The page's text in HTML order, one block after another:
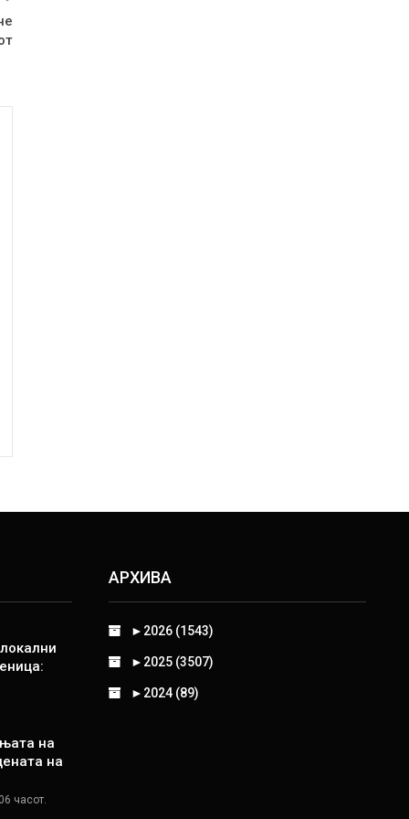
на
на
часот.
АРХИВА
► 2026 (1543)
► 2025 (3507)
► 2024 (89)